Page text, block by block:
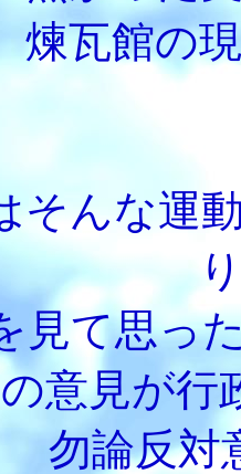
瓦館の
そんな運
見て思
意見が
勿論反対